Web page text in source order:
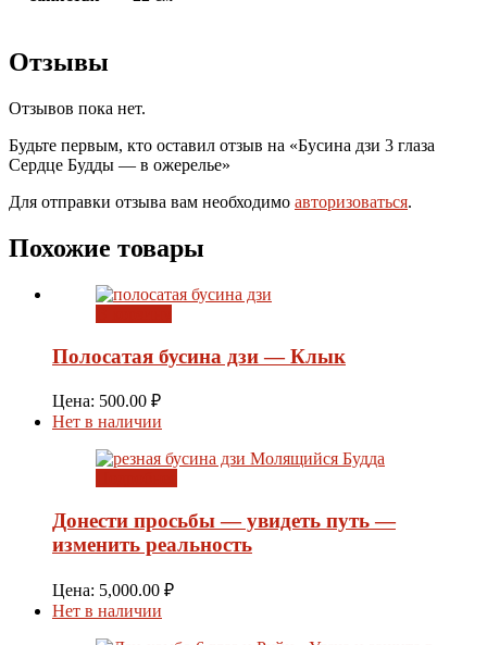
Отзывы
Отзывов пока нет.
Будьте первым, кто оставил отзыв на «Бусина дзи 3 глаза
Сердце Будды — в ожерелье»
Для отправки отзыва вам необходимо авторизоваться.
Похожие товары
Полосатая бусина дзи — Клык
Цена: 500.00 ₽
Нет в наличии
Донести просьбы — увидеть путь —
изменить реальность
Цена: 5,000.00 ₽
Нет в наличии